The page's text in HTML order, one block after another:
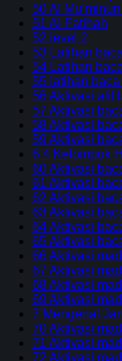
50 Al
51 Al Fatihah
52 level 2
53 Latihan
54 Latihan
55 latihan
56 Aktivasi alif
57 Aktivasi
58 Aktivasi
59 Aktivasi
6 4 Kelompok
60 Aktivasi
61 Aktivasi
62 Aktivasi
63 Aktivasi
64 Aktivasi
65 Aktivasi
66 Aktivasi
67 Aktivasi
68 Aktivasi
69 Aktivasi
7 Mengenal
70 Aktivasi
71 Aktivasi
72 Aktivasi